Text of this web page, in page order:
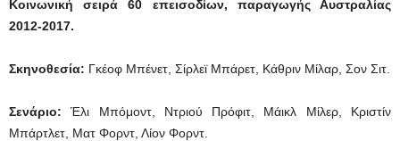
Κοινωνική σειρά 60 επεισοδίων, παραγωγής Αυστραλίας
2012-2017.
Σκηνοθεσία: Γκέοφ Μπένετ, Σίρλεϊ Μπάρετ, Κάθριν Μίλαρ, Σον Σιτ.
Σενάριο: Έλι Μπόμοντ, Ντριού Πρόφιτ, Μάικλ Μίλερ, Κριστίν
Μπάρτλετ, Ματ Φορντ, Λίον Φορντ.